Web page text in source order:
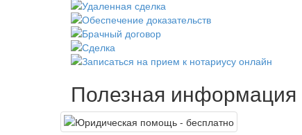
Полезная информация